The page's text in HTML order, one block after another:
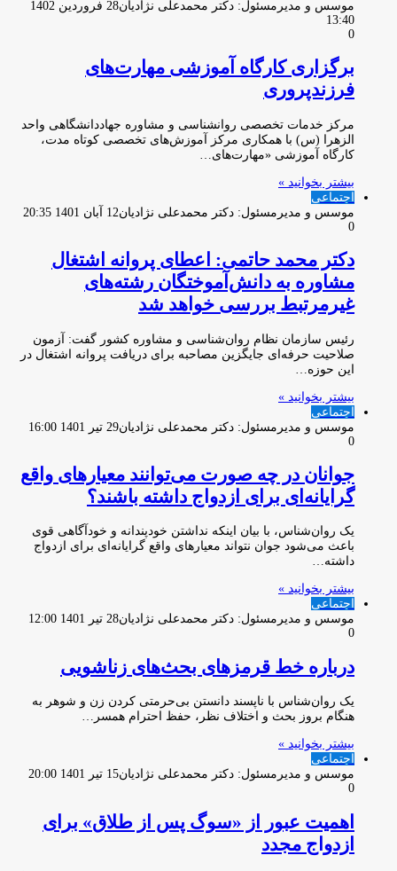
موسس و مدیرمسئول: دکتر محمدعلی نژادیان
28 فروردین 1402
13:40
0
برگزاری کارگاه آموزشی مهارت‌های
فرزندپروری
مرکز خدمات تخصصی روانشناسی و مشاوره جهاددانشگاهی واحد
الزهرا (س) با همکاری مرکز آموزش‌های تخصصی کوتاه مدت،
کارگاه آموزشی «مهارت‌های…
بیشتر بخوانید »
اجتماعی
موسس و مدیرمسئول: دکتر محمدعلی نژادیان12 آبان 1401 20:35
0
دکتر محمد حاتمی: اعطای پروانه اشتغال
مشاوره به دانش‌آموختگان رشته‌های
غیرمرتبط بررسی خواهد شد
رئیس سازمان نظام روان‌شناسی و مشاوره کشور گفت: آزمون
صلاحیت حرفه‌ای جایگزین مصاحبه برای دریافت پروانه اشتغال در
این حوزه…
بیشتر بخوانید »
اجتماعی
موسس و مدیرمسئول: دکتر محمدعلی نژادیان29 تیر 1401 16:00
0
جوانان در چه صورت می‌توانند معیارهای واقع
گرایانه‌ای برای ازدواج داشته باشند؟
یک روان‌شناس، با بیان اینکه نداشتن خودپندانه و خودآگاهی قوی
باعث می‌شود جوان نتواند معیارهای واقع گرایانه‌ای برای ازدواج
داشته…
بیشتر بخوانید »
اجتماعی
موسس و مدیرمسئول: دکتر محمدعلی نژادیان28 تیر 1401 12:00
0
درباره خط قرمزهای بحث‌های زناشویی
یک روان‌شناس با ناپسند دانستن بی‌حرمتی کردن زن و شوهر به
هنگام بروز بحث و اختلاف نظر، حفظ احترام همسر…
بیشتر بخوانید »
اجتماعی
موسس و مدیرمسئول: دکتر محمدعلی نژادیان15 تیر 1401 20:00
0
اهمیت عبور از «سوگ پس از طلاق» برای
ازدواج مجدد